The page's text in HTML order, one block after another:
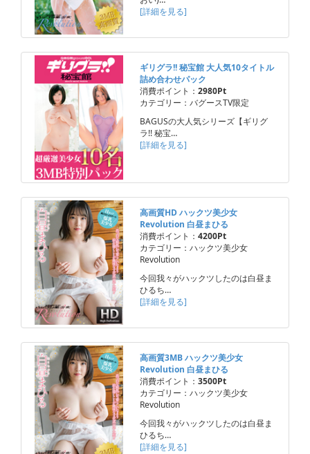
[詳細を見る]
ギリグラ!! 秘宝館 大人気10タイトル
詰め合わせパック
消費ポイント： 2980Pt
カテゴリー：バグースTV限定
BAGUSの大人気シリーズ【ギリグ
ラ!! 秘宝…
[詳細を見る]
高画質HD ハックツ美少女
Revolution 白昼まひる
消費ポイント： 4200Pt
カテゴリー：ハックツ美少女
Revolution
今回我々がハックツしたのは白昼ま
ひるち…
[詳細を見る]
高画質3MB ハックツ美少女
Revolution 白昼まひる
消費ポイント： 3500Pt
カテゴリー：ハックツ美少女
Revolution
今回我々がハックツしたのは白昼ま
ひるち…
[詳細を見る]